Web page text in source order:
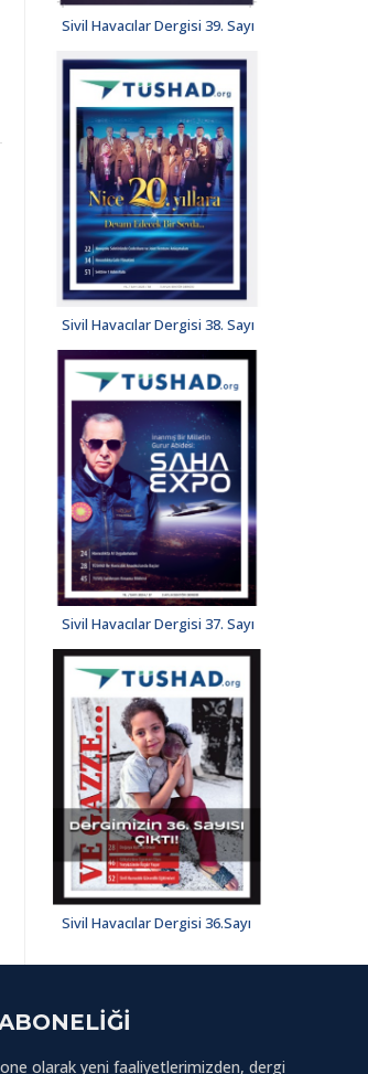
Sivil Havacılar Dergisi 39. Sayı
Sivil Havacılar Dergisi 38. Sayı
Sivil Havacılar Dergisi 37. Sayı
Sivil Havacılar Dergisi 36.Sayı
olarak yeni faaliyetlerimizden, dergi